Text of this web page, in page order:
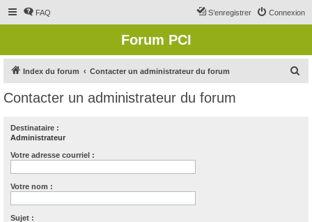
FAQ Connexion
S’enregistrer
Forum PCI
Index du forum Contacter un administrateur du forum
Contacter un administrateur du forum
Destinataire :
Administrateur
Votre adresse courriel :
Votre nom :
Sujet :